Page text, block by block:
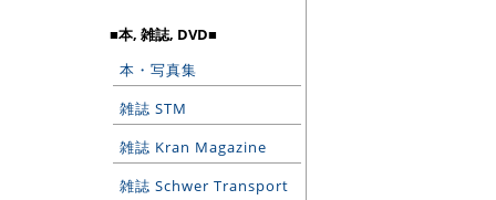
■本, 雑誌, DVD■
本・写真集
雑誌 STM
雑誌 Kran Magazine
雑誌 Schwer Transport